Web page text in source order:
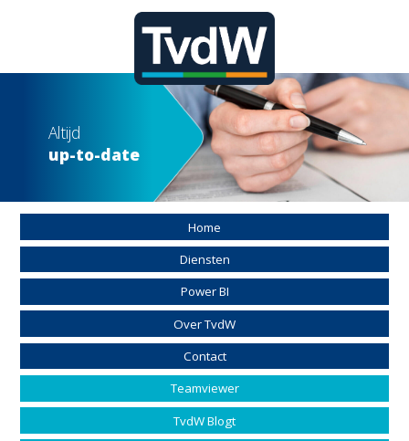
Altijd
up-to-date
Home
Diensten
Power BI
Over TvdW
Contact
Teamviewer
TvdW Blogt